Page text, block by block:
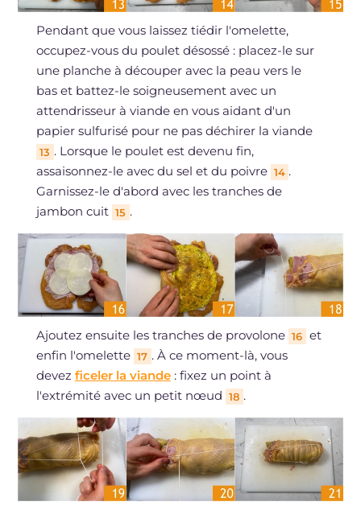
Pendant que vous laissez tiédir l'omelette,
occupez-vous du poulet désossé : placez-le sur
une planche à découper avec la peau vers le
bas et battez-le soigneusement avec un
attendrisseur à viande en vous aidant d'un
papier sulfurisé pour ne pas déchirer la viande
13 . Lorsque le poulet est devenu fin,
assaisonnez-le avec du sel et du poivre 14 .
Garnissez-le d'abord avec les tranches de
jambon cuit 15 .
Ajoutez ensuite les tranches de provolone 16 et
enfin l'omelette 17 . À ce moment-là, vous
devez ficeler la viande: fixez un point à
l'extrémité avec un petit nœud 18 .